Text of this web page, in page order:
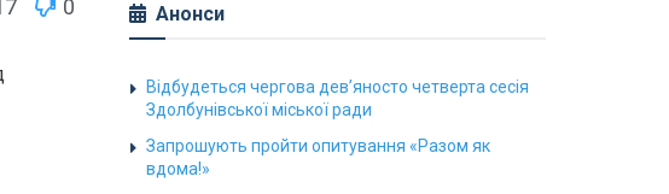
0 Анонси
Відбудеться чергова дев’яносто четверта сесія
Здолбунівської міської ради
Запрошують пройти опитування «Разом як
вдома!»